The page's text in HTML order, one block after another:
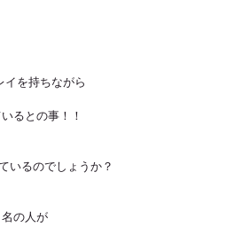
イを持ちながら
るとの事！！
いるのでしょうか？
の人が